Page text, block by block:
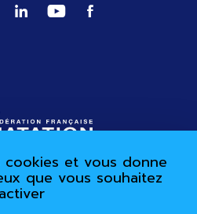
nous sur Twitter (Ouverture
Suivez-nous sur Instagram
Suivez-nous sur Linkedin
Suivez-nous sur
Suivez-nous
accessible
cookies et vous donne
que vous souhaitez
activer